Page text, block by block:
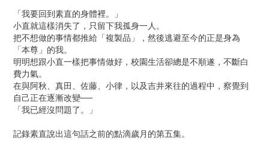
「我要回到素直的身體裡。」
小直就這樣消失了，只留下我孤身一人。
把不想做的事情都推給「複製品」，然後逃避至今的正是身為
「本尊」的我。
明明想跟小直一樣把事情做好，校園生活卻總是不順遂，不斷白
費力氣。
在與阿秋、真田、佐藤、小律，以及吉井來往的過程中，察覺到
自己正在逐漸改變──
「我已經沒問題了。」
記錄素直說出這句話之前的點滴歲月的第五集。